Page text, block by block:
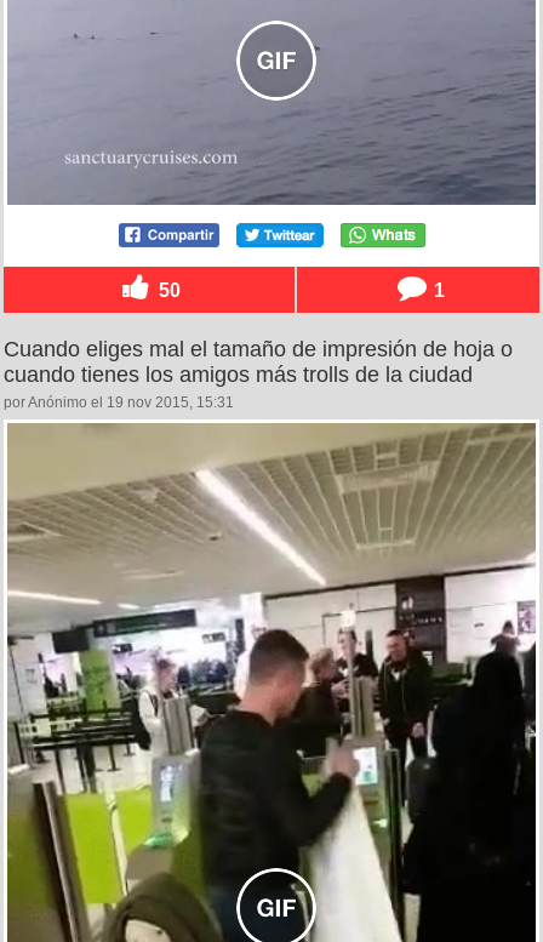
50 1
Cuando eliges mal el tamaño de impresión de hoja o
cuando tienes los amigos más trolls de la ciudad
por Anónimo el 19 nov 2015, 15:31